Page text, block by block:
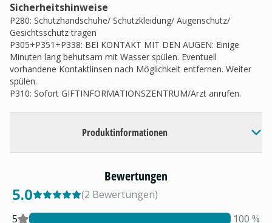
Sicherheitshinweise
P280: Schutzhandschuhe/ Schutzkleidung/ Augenschutz/
Gesichtsschutz tragen
P305+P351+P338: BEI KONTAKT MIT DEN AUGEN: Einige
Minuten lang behutsam mit Wasser spülen. Eventuell
vorhandene Kontaktlinsen nach Möglichkeit entfernen. Weiter
spülen.
P310: Sofort GIFTINFORMATIONSZENTRUM/Arzt anrufen.
Produktinformationen
Bewertungen
5.0 (2 Bewertungen)
5
100 %